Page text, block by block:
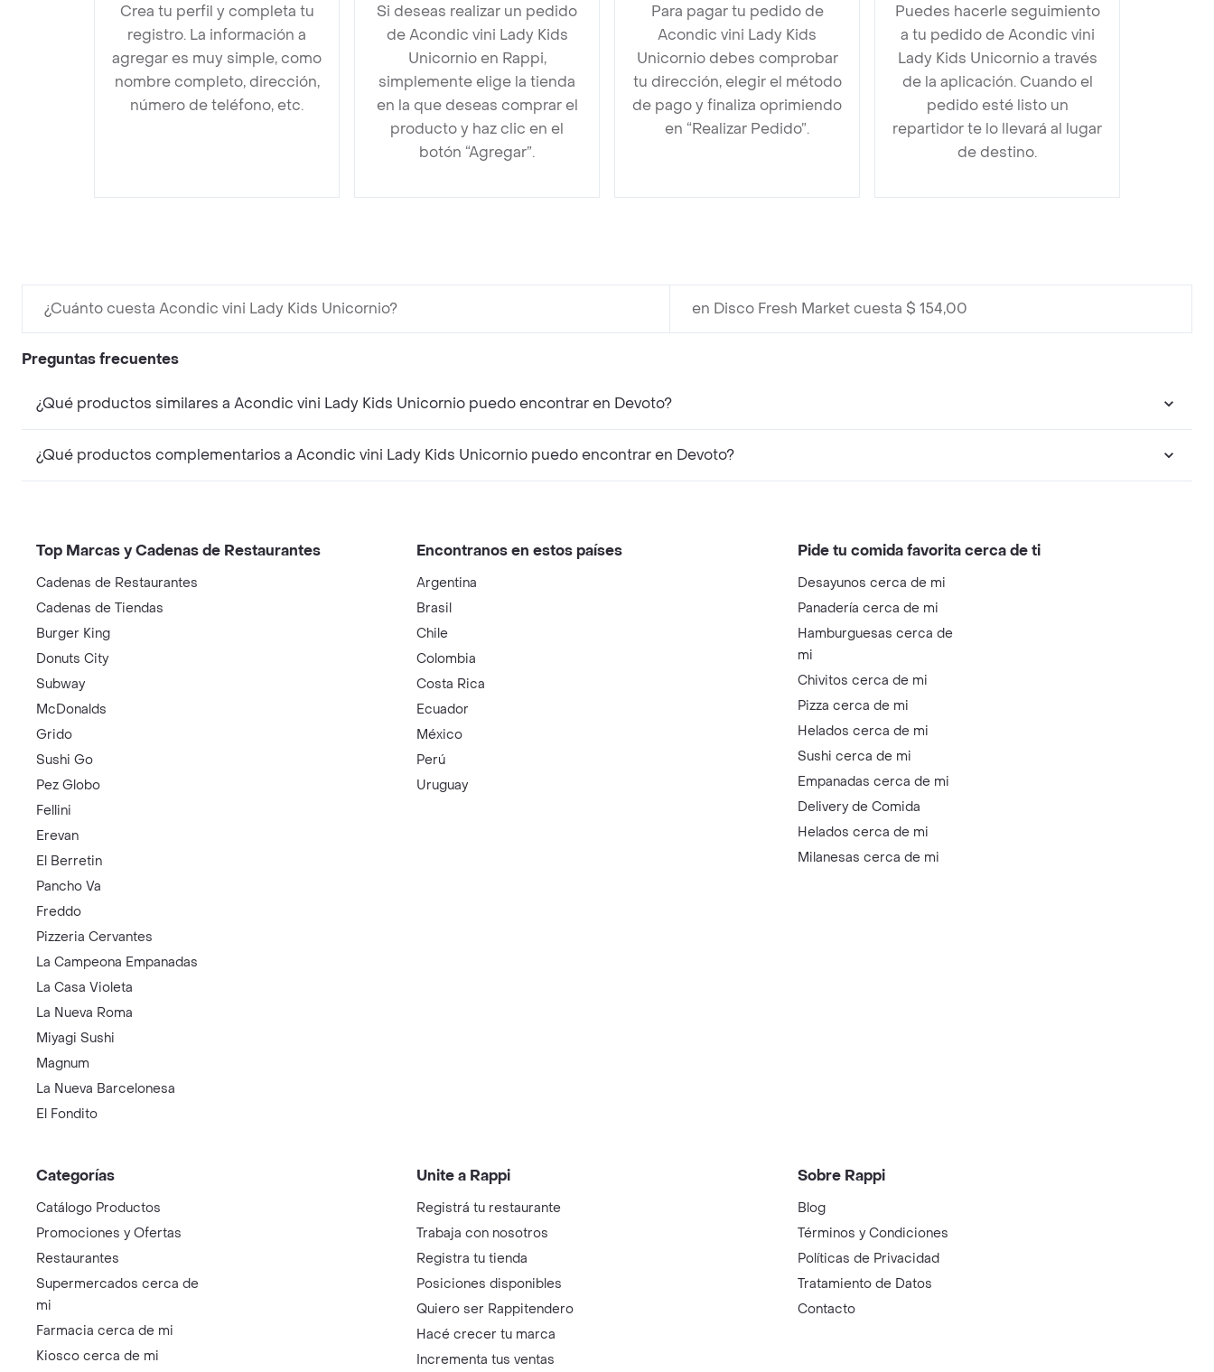
Crea tu perfil y completa tu
registro. La información a
agregar es muy simple, como
nombre completo, dirección,
número de teléfono, etc.
Si deseas realizar un pedido
de Acondic vini Lady Kids
Unicornio en Rappi,
simplemente elige la tienda
en la que deseas comprar el
producto y haz clic en el
botón “Agregar”.
Para pagar tu pedido de
Acondic vini Lady Kids
Unicornio debes comprobar
tu dirección, elegir el método
de pago y finaliza oprimiendo
en “Realizar Pedido”.
Puedes hacerle seguimiento
a tu pedido de Acondic vini
Lady Kids Unicornio a través
de la aplicación. Cuando el
pedido esté listo un
repartidor te lo llevará al lugar
de destino.
¿Cuánto cuesta Acondic vini Lady Kids Unicornio? en Disco Fresh Market cuesta $ 154,00
Preguntas frecuentes
¿Qué productos similares a Acondic vini Lady Kids Unicornio puedo encontrar en Devoto?
¿Qué productos complementarios a Acondic vini Lady Kids Unicornio puedo encontrar en Devoto?
Top Marcas y Cadenas de Restaurantes
Cadenas de Restaurantes
Cadenas de Tiendas
Burger King
Donuts City
Subway
McDonalds
Grido
Sushi Go
Pez Globo
Fellini
Erevan
El Berretin
Pancho Va
Freddo
Pizzeria Cervantes
La Campeona Empanadas
La Casa Violeta
La Nueva Roma
Miyagi Sushi
Magnum
La Nueva Barcelonesa
El Fondito
Encontranos en estos países
Argentina
Brasil
Chile
Colombia
Costa Rica
Ecuador
México
Perú
Uruguay
Pide tu comida favorita cerca de ti
Desayunos cerca de mi
Panadería cerca de mi
Hamburguesas cerca de
mi
Chivitos cerca de mi
Pizza cerca de mi
Helados cerca de mi
Sushi cerca de mi
Empanadas cerca de mi
Delivery de Comida
Helados cerca de mi
Milanesas cerca de mi
Categorías
Catálogo Productos
Promociones y Ofertas
Restaurantes
Supermercados cerca de
mi
Farmacia cerca de mi
Kiosco cerca de mi
Unite a Rappi
Registrá tu restaurante
Trabaja con nosotros
Registra tu tienda
Posiciones disponibles
Quiero ser Rappitendero
Hacé crecer tu marca
Incrementa tus ventas
Sobre Rappi
Blog
Términos y Condiciones
Políticas de Privacidad
Tratamiento de Datos
Contacto